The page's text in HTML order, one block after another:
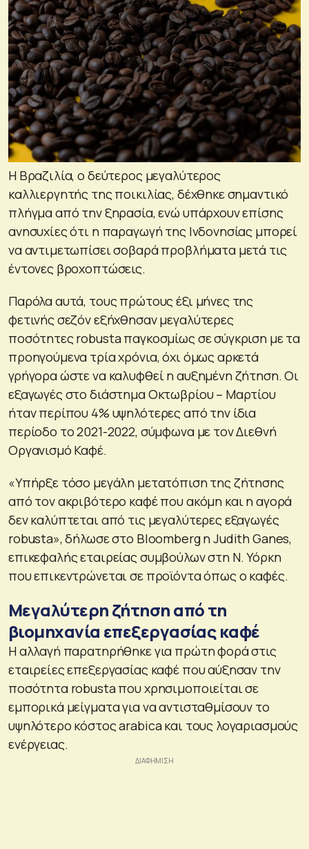
Η Βραζιλία, ο δεύτερος μεγαλύτερος
καλλιεργητής της ποικιλίας, δέχθηκε σημαντικό
πλήγμα από την ξηρασία, ενώ υπάρχουν επίσης
ανησυχίες ότι η παραγωγή της Ινδονησίας μπορεί
να αντιμετωπίσει σοβαρά προβλήματα μετά τις
έντονες βροχοπτώσεις.
Παρόλα αυτά, τους πρώτους έξι μήνες της
φετινής σεζόν εξήχθησαν μεγαλύτερες
ποσότητες robusta παγκοσμίως σε σύγκριση με τα
προηγούμενα τρία χρόνια, όχι όμως αρκετά
γρήγορα ώστε να καλυφθεί η αυξημένη ζήτηση. Οι
εξαγωγές στο διάστημα Οκτωβρίου – Μαρτίου
ήταν περίπου 4% υψηλότερες από την ίδια
περίοδο το 2021-2022, σύμφωνα με τον Διεθνή
Οργανισμό Καφέ.
«Υπήρξε τόσο μεγάλη μετατόπιση της ζήτησης
από τον ακριβότερο καφέ που ακόμη και η αγορά
δεν καλύπτεται από τις μεγαλύτερες εξαγωγές
robusta», δήλωσε στο Bloomberg η Judith Ganes,
επικεφαλής εταιρείας συμβούλων στη Ν. Υόρκη
που επικεντρώνεται σε προϊόντα όπως ο καφές.
Μεγαλύτερη ζήτηση από τη
βιομηχανία επεξεργασίας καφέ
Η αλλαγή παρατηρήθηκε για πρώτη φορά στις
εταιρείες επεξεργασίας καφέ που αύξησαν την
ποσότητα robusta που χρησιμοποιείται σε
εμπορικά μείγματα για να αντισταθμίσουν το
υψηλότερο κόστος arabica και τους λογαριασμούς
ενέργειας.